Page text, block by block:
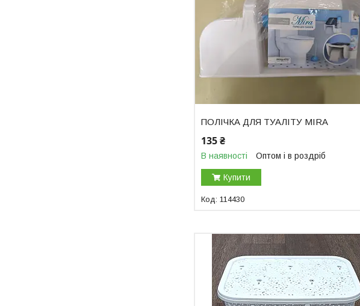
ПОЛІЧКА ДЛЯ ТУАЛІТУ MIRA
135 ₴
В наявності Оптом і в роздріб
Купити
114430